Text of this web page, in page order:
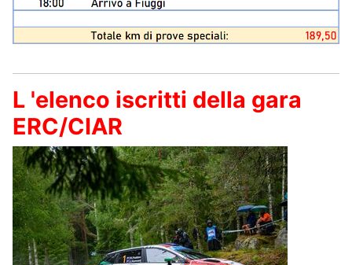
L 'elenco iscritti della gara
ERC/CIAR